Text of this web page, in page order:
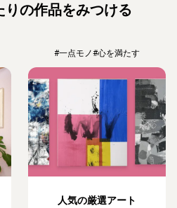
りの作品をみつける
#一点モノ#心を満たす
人気の厳選アート